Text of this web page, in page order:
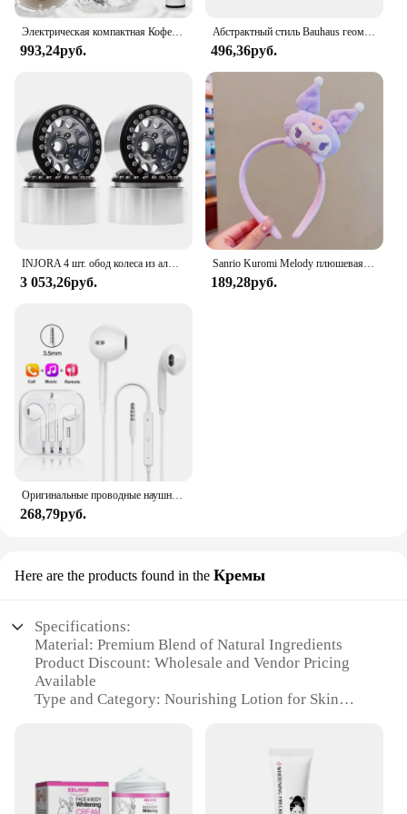
hair's well-being.
Электрическая компактная Кофеварка USB, ручной мини-блендер для кофе, капучино, крема, дома
993,24руб.
Абстрактный стиль Bauhaus геометрические настенные художественные плакаты принты винтажные черные бежевые линии холст картины для современного домашнего декора
496,36руб.
INJORA 4 шт. обод колеса из алюминиевого сплава с ЧПУ 1,9 для 1/10 RC гусеничного автомобиля Axial SCX10 90046 AXI03007 TRX4 VS4-10 Redcat Gen8
3 053,26руб.
Sanrio Kuromi Melody плюшевая кукла для мытья лица, милая коричная, милая, нескользящая, эластичная, аксессуары для волос
189,28руб.
268,79руб.
Here are the products found in the Кремы
Specifications:
Material: Premium Blend of Natural Ingredients
Product Discount: Wholesale and Vendor Pricing
Available
Type and Category: Nourishing Lotion for Skin
Typical Adaptive Scenario: Suitable for All Skin
Types